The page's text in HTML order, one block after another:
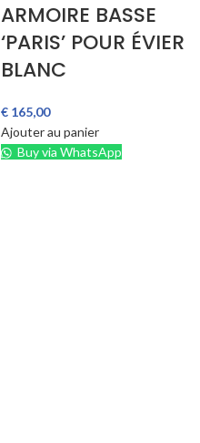
ARMOIRE BASSE
‘PARIS’ POUR ÉVIER
BLANC
€ 165,00
Ajouter au panier
Buy via WhatsApp